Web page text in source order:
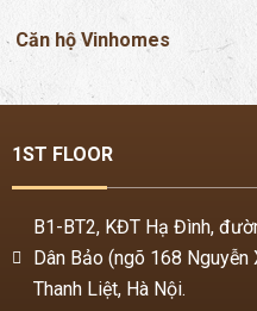
Căn hộ Vinhomes
1ST FLOOR
B1-BT2, KĐT Hạ Đình,
Dân Bảo (ngõ 168 Nguyễn
Thanh Liệt, Hà Nội.